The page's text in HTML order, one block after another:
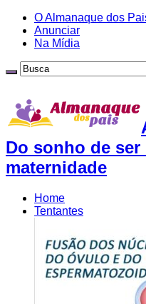
O Almanaque dos
Anunciar
Na Mídia
Do sonho de
maternidade
Home
Tentantes